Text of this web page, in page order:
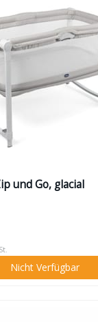
und Go, glacial
Nicht Verfügbar